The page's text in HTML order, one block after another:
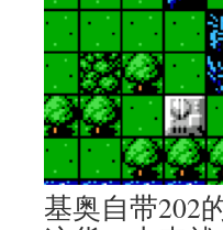
基奥自带202